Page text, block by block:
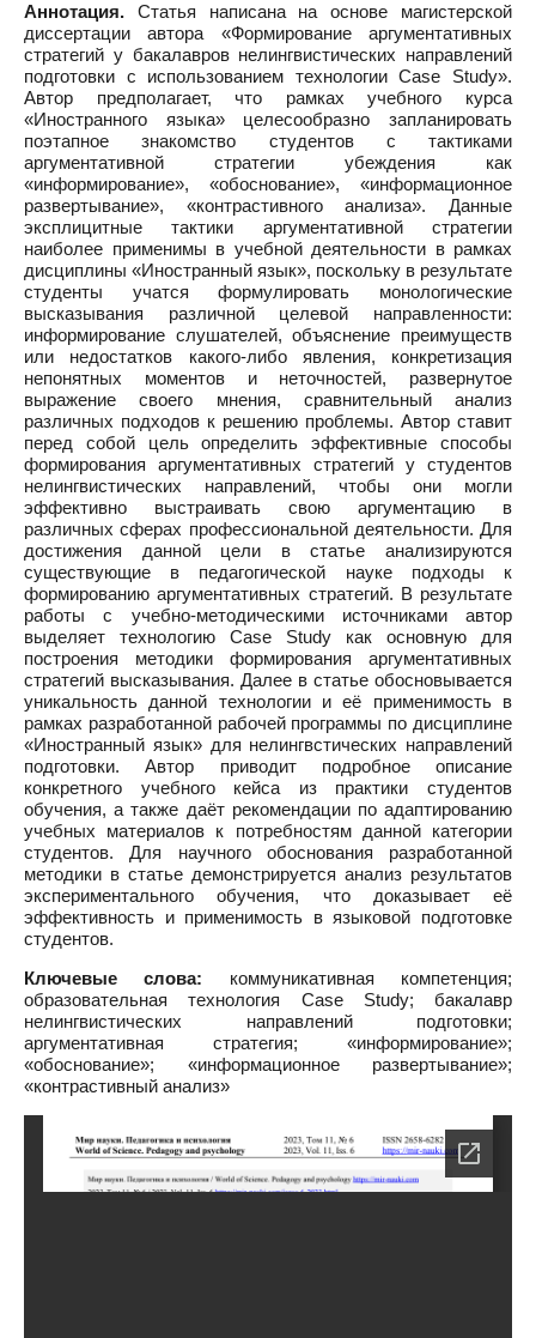
Аннотация. Статья написана на основе магистерской
диссертации автора «Формирование аргументативных
стратегий у бакалавров нелингвистических направлений
подготовки с использованием технологии Case Study».
Автор предполагает, что рамках учебного курса
«Иностранного языка» целесообразно запланировать
поэтапное знакомство студентов с тактиками
аргументативной стратегии убеждения как
«информирование», «обоснование», «информационное
развертывание», «контрастивного анализа». Данные
эксплицитные тактики аргументативной стратегии
наиболее применимы в учебной деятельности в рамках
дисциплины «Иностранный язык», поскольку в результате
студенты учатся формулировать монологические
высказывания различной целевой направленности:
информирование слушателей, объяснение преимуществ
или недостатков какого-либо явления, конкретизация
непонятных моментов и неточностей, развернутое
выражение своего мнения, сравнительный анализ
различных подходов к решению проблемы. Автор ставит
перед собой цель определить эффективные способы
формирования аргументативных стратегий у студентов
нелингвистических направлений, чтобы они могли
эффективно выстраивать свою аргументацию в
различных сферах профессиональной деятельности. Для
достижения данной цели в статье анализируются
существующие в педагогической науке подходы к
формированию аргументативных стратегий. В результате
работы с учебно-методическими источниками автор
выделяет технологию Case Study как основную для
построения методики формирования аргументативных
стратегий высказывания. Далее в статье обосновывается
уникальность данной технологии и её применимость в
рамках разработанной рабочей программы по дисциплине
«Иностранный язык» для нелингвстических направлений
подготовки. Автор приводит подробное описание
конкретного учебного кейса из практики студентов
обучения, а также даёт рекомендации по адаптированию
учебных материалов к потребностям данной категории
студентов. Для научного обоснования разработанной
методики в статье демонстрируется анализ результатов
экспериментального обучения, что доказывает её
эффективность и применимость в языковой подготовке
студентов.
Ключевые слова: коммуникативная компетенция;
образовательная технология Case Study; бакалавр
нелингвистических направлений подготовки;
аргументативная стратегия; «информирование»;
«обоснование»; «информационное развертывание»;
«контрастивный анализ»